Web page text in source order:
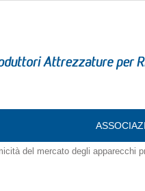
del mercato degli apparecchi